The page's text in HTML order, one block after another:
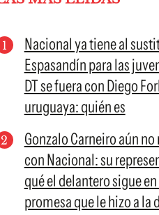
Nacional ya tiene al
Espasandín para las
DT se fuera con Diego
uruguaya: quién es
Gonzalo Carneiro aún
con Nacional: su
qué el delantero sigue
promesa que le hizo a la